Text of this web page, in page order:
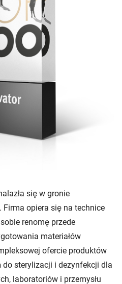
się w gronie
opiera się na technice
renomę przede
materiałów
ofercie produktów
do sterylizacji i dezynfekcji dla
laboratoriów i przemysłu